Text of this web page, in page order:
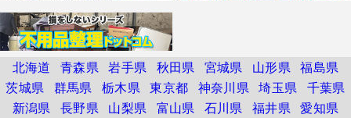
北海道 青森県 岩手県 秋田県 宮城県 山形県 福島県
茨城県 群馬県 栃木県 東京都 神奈川県 埼玉県 千葉県
新潟県 長野県 山梨県 富山県 石川県 福井県 愛知県